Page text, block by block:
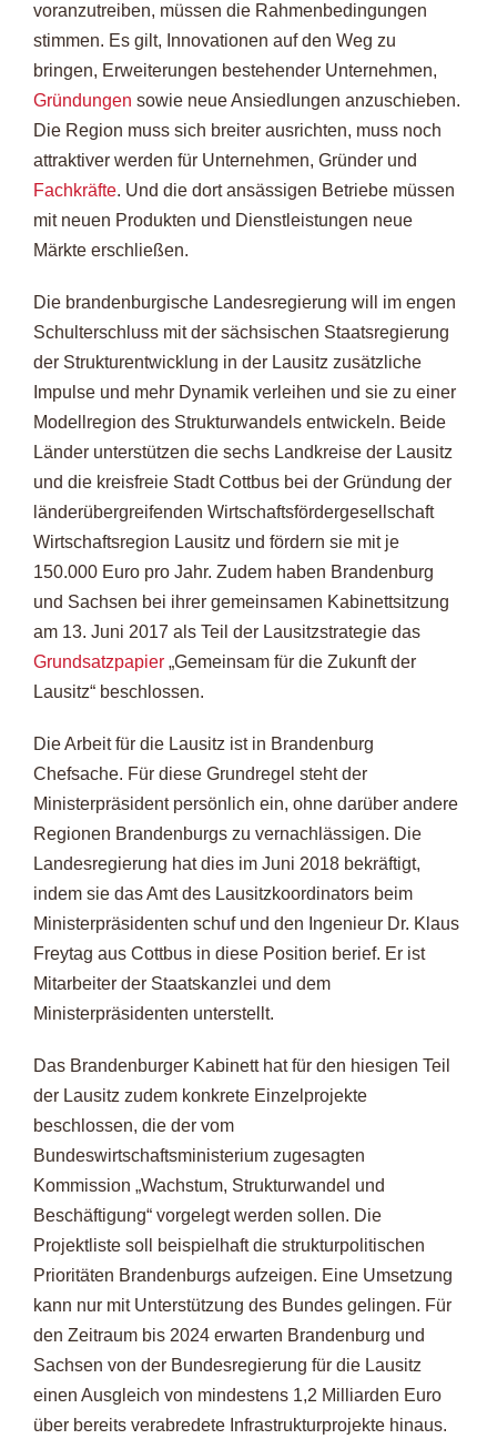
voranzutreiben, müssen die Rahmenbedingungen
stimmen. Es gilt, Innovationen auf den Weg zu
bringen, Erweiterungen bestehender Unternehmen,
Gründungen sowie neue Ansiedlungen anzuschieben.
Die Region muss sich breiter ausrichten, muss noch
attraktiver werden für Unternehmen, Gründer und
Fachkräfte. Und die dort ansässigen Betriebe müssen
mit neuen Produkten und Dienstleistungen neue
Märkte erschließen.
Die brandenburgische Landesregierung will im engen
Schulterschluss mit der sächsischen Staatsregierung
der Strukturentwicklung in der Lausitz zusätzliche
Impulse und mehr Dynamik verleihen und sie zu einer
Modellregion des Strukturwandels entwickeln. Beide
Länder unterstützen die sechs Landkreise der Lausitz
und die kreisfreie Stadt Cottbus bei der Gründung der
länderübergreifenden Wirtschaftsfördergesellschaft
Wirtschaftsregion Lausitz und fördern sie mit je
150.000 Euro pro Jahr. Zudem haben Brandenburg
und Sachsen bei ihrer gemeinsamen Kabinettsitzung
am 13. Juni 2017 als Teil der Lausitzstrategie das
Grundsatzpapier „Gemeinsam für die Zukunft der
Lausitz“ beschlossen.
Die Arbeit für die Lausitz ist in Brandenburg
Chefsache. Für diese Grundregel steht der
Ministerpräsident persönlich ein, ohne darüber andere
Regionen Brandenburgs zu vernachlässigen. Die
Landesregierung hat dies im Juni 2018 bekräftigt,
indem sie das Amt des Lausitzkoordinators beim
Ministerpräsidenten schuf und den Ingenieur Dr. Klaus
Freytag aus Cottbus in diese Position berief. Er ist
Mitarbeiter der Staatskanzlei und dem
Ministerpräsidenten unterstellt.
Das Brandenburger Kabinett hat für den hiesigen Teil
der Lausitz zudem konkrete Einzelprojekte
beschlossen, die der vom
Bundeswirtschaftsministerium zugesagten
Kommission „Wachstum, Strukturwandel und
Beschäftigung“ vorgelegt werden sollen. Die
Projektliste soll beispielhaft die strukturpolitischen
Prioritäten Brandenburgs aufzeigen. Eine Umsetzung
kann nur mit Unterstützung des Bundes gelingen. Für
den Zeitraum bis 2024 erwarten Brandenburg und
Sachsen von der Bundesregierung für die Lausitz
einen Ausgleich von mindestens 1,2 Milliarden Euro
über bereits verabredete Infrastrukturprojekte hinaus.